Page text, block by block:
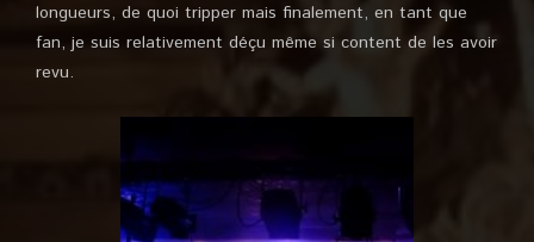
longueurs, de quoi tripper mais finalement, en tant que
fan, je suis relativement déçu même si content de les avoir
revu.